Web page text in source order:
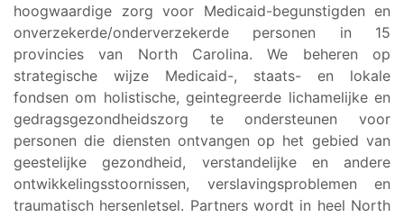
hoogwaardige zorg voor Medicaid-begunstigden en
onverzekerde/onderverzekerde personen in 15
provincies van North Carolina. We beheren op
strategische wijze Medicaid-, staats- en lokale
fondsen om holistische, geintegreerde lichamelijke en
gedragsgezondheidszorg te ondersteunen voor
personen die diensten ontvangen op het gebied van
geestelijke gezondheid, verstandelijke en andere
ontwikkelingsstoornissen, verslavingsproblemen en
traumatisch hersenletsel. Partners wordt in heel North